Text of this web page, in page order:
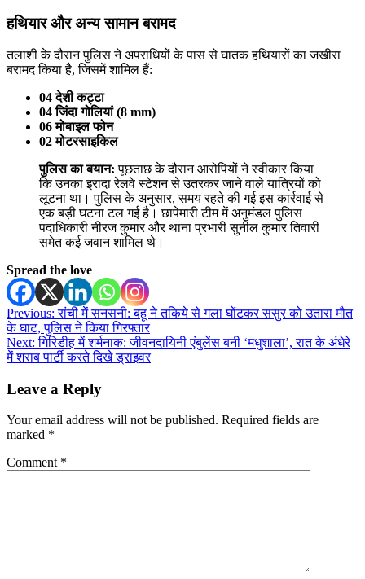
हथियार और अन्य सामान बरामद
तलाशी के दौरान पुलिस ने अपराधियों के पास से घातक हथियारों का जखीरा
बरामद किया है, जिसमें शामिल हैं:
04 देशी कट्टा
04 जिंदा गोलियां (8 mm)
06 मोबाइल फोन
02 मोटरसाइकिल
पुलिस का बयान: पूछताछ के दौरान आरोपियों ने स्वीकार किया
कि उनका इरादा रेलवे स्टेशन से उतरकर जाने वाले यात्रियों को
लूटना था। पुलिस के अनुसार, समय रहते की गई इस कार्रवाई से
एक बड़ी घटना टल गई है। छापेमारी टीम में अनुमंडल पुलिस
पदाधिकारी नीरज कुमार और थाना प्रभारी सुनील कुमार तिवारी
समेत कई जवान शामिल थे।
Spread the love
Post
navigation
Previous: रांची में सनसनी: बहू ने तकिये से गला घोंटकर ससुर को उतारा मौत
के घाट, पुलिस ने किया गिरफ्तार
Next: गिरिडीह में शर्मनाक: जीवनदायिनी एंबुलेंस बनी ‘मधुशाला’, रात के अंधेरे
में शराब पार्टी करते दिखे ड्राइवर
Leave a Reply
Your email address will not be published. Required fields are
marked *
Comment *